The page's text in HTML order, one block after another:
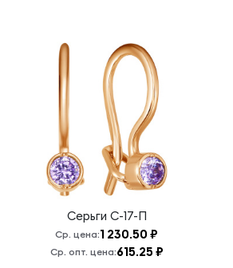
Серьги С-17-П
Ср. цена:1 230.50 ₽
Ср. опт. цена:615.25 ₽